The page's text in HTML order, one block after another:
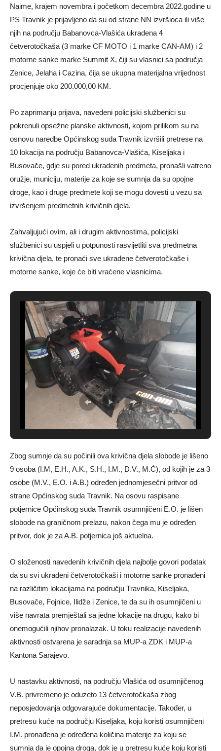
Naime, krajem novembra i početkom decembra 2022.godine u
PS Travnik je prijavljeno da su od strane NN izvršioca ili više
njih na području Babanovca-Vlašića ukradena 4
četverotočkaša (3 marke CF MOTO i 1 marke CAN-AM) i 2
motorne sanke marke Summit X, čiji su vlasnici sa područja
Zenice, Jelaha i Cazina, čija se ukupna materijalna vrijednost
procjenjuje oko 200.000,00 KM.
Po zaprimanju prijava, navedeni policijski službenici su
pokrenuli opsežne planske aktivnosti, kojom prilikom su na
osnovu naredbe Općinskog suda Travnik izvršili pretrese na
10 lokacija na području Babanovca-Vlašića, Kiseljaka i
Busovače, gdje su pored ukradenih predmeta, pronašli vatreno
oružje, municiju, materije za koje se sumnja da su opojne
droge, kao i druge predmete koji se mogu dovesti u vezu sa
izvršenjem predmetnih krivičnih djela.
Zahvaljujući ovim, ali i drugim aktivnostima, policijski
službenici su uspjeli u potpunosti rasvijetliti sva predmetna
krivična djela, te pronaći sve ukradene četverotočkaše i
motorne sanke, koje će biti vraćene vlasnicima.
Zbog sumnje da su počinili ova krivična djela slobode je lišeno
9 osoba (I.M, E.H., A.K., S.H., I.M., D.V., M.Ć), od kojih je za 3
osobe (M.V., E.O. i A.B.) određen jednomjesečni pritvor od
strane Općinskog suda Travnik. Na osovu raspisane
potjernice Općinskog suda Travnik osumnjičeni E.O. je lišen
slobode na graničnom prelazu, nakon čega mu je određen
pritvor, dok je za A.B. potjernica još aktuelna.
O složenosti navedenih krivičnih djela najbolje govori podatak
da su svi ukradeni četverotočkaši i motorne sanke pronađeni
na različitim lokacijama na području Travnika, Kiseljaka,
Busovače, Fojnice, Ilidže i Zenice, te da su ih osumnjičeni u
više navrata premještali sa jedne lokacije na drugu, kako bi
onemogućili njihov pronalazak. U toku realizacije navedenih
aktivnosti ostvarena je saradnja sa MUP-a ZDK i MUP-a
Kantona Sarajevo.
U nastavku aktivnosti, na području Vlašića od osumnjičenog
V.B. privremeno je oduzeto 13 četverotočkaša zbog
neposjedovanja odgovarajuće dokumentacije. Također, u
pretresu kuće na području Kiseljaka, koju koristi osumnjičeni
I.M. pronađena je određena količina materije za koju se
sumnja da je opojna droga, dok je u pretresu kuće koju koristi